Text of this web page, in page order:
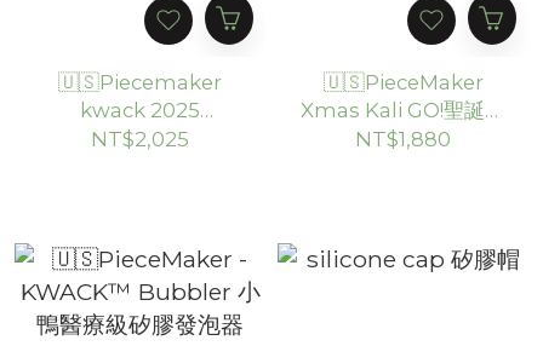
🇺🇸Piecemaker
kwack 2025
Halloween 限量款矽
NT$2,025
🇺🇸PieceMaker
Xmas Kali GO!聖誕麋
鹿限定版矽膠水煙壺
NT$1,880